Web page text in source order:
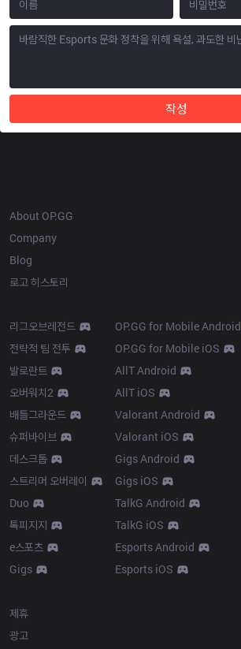
작성
About OP.GG
Company
Blog
로고 히스토리
리그오브레전드
전략적 팀 전투
발로란트
오버워치2
배틀그라운드
슈퍼바이브
데스크톱
스트리머 오버레이
Duo
톡피지지
e스포츠
Gigs
OP.GG for Mobile Android
OP.GG for Mobile iOS
AllT Android
AllT iOS
Valorant Android
Valorant iOS
Gigs Android
Gigs iOS
TalkG Android
TalkG iOS
Esports Android
Esports iOS
제휴
광고